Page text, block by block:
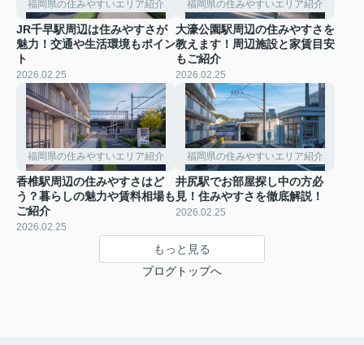
福岡県の住みやすいエリア紹介
JR千早駅周辺は住みやすさが
魅力！交通や生活環境もポイン
ト
2026.02.25
福岡県の住みやすいエリア紹介
大濠公園駅周辺の住みやすさを
教えます！周辺施設と家賃目安
もご紹介
2026.02.25
福岡県の住みやすいエリア紹介
香椎駅周辺の住みやすさはど
う？暮らしの魅力や賃料相場も
ご紹介
2026.02.25
福岡県の住みやすいエリア紹介
井尻駅でお部屋探し中の方必
見！住みやすさを徹底解説！
2026.02.25
もっと見る
ブログトップへ